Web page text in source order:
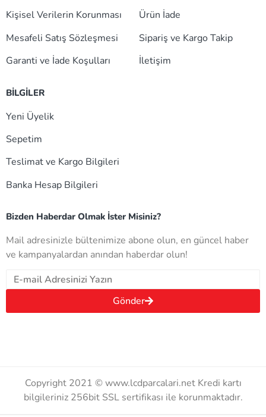
Kişisel Verilerin Korunması
Mesafeli Satış Sözleşmesi
Garanti ve İade Koşulları
Ürün İade
Sipariş ve Kargo Takip
İletişim
BİLGİLER
Yeni Üyelik
Sepetim
Teslimat ve Kargo Bilgileri
Banka Hesap Bilgileri
Bizden Haberdar Olmak İster Misiniz?
Mail adresinizle bültenimize abone olun, en güncel haber
ve kampanyalardan anından haberdar olun!
Gönder
Copyright 2021 © www.lcdparcalari.net Kredi kartı
bilgileriniz 256bit SSL sertifikası ile korunmaktadır.